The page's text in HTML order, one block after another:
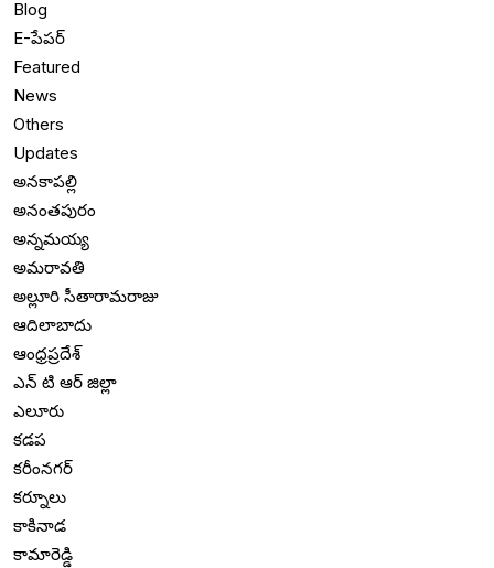
Blog
E-పేపర్
Featured
News
Others
Updates
అనకాపల్లి
అనంతపురం
అన్నమయ్య
అమరావతి
అల్లూరి సీతారామరాజు
ఆదిలాబాదు
ఆంధ్రప్రదేశ్
ఎన్ టి ఆర్ జిల్లా
ఎలూరు
కడప
కరీంనగర్
కర్నూలు
కాకినాడ
కామారెడ్డి